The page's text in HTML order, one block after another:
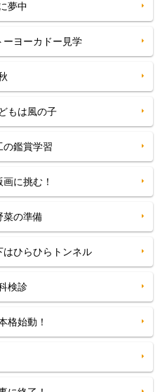
夢中
ヨーカドー見学
もは風の子
の鑑賞学習
に挑む！
菜の準備
ひらひらトンネル
検診
格始動！